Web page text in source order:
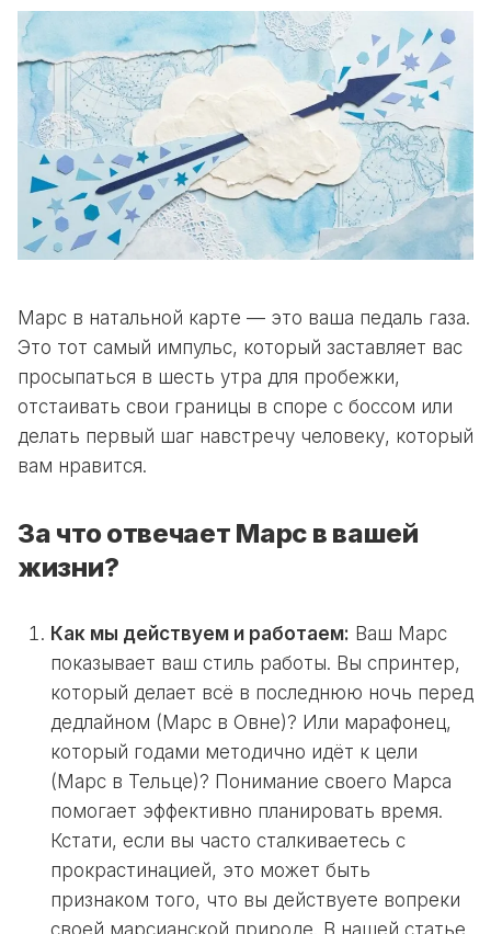
Марс в натальной карте — это ваша педаль газа.
Это тот самый импульс, который заставляет вас
просыпаться в шесть утра для пробежки,
отстаивать свои границы в споре с боссом или
делать первый шаг навстречу человеку, который
вам нравится.
За что отвечает Марс в вашей
жизни?
Как мы действуем и работаем: Ваш Марс
показывает ваш стиль работы. Вы спринтер,
который делает всё в последнюю ночь перед
дедлайном (Марс в Овне)? Или марафонец,
который годами методично идёт к цели
(Марс в Тельце)? Понимание своего Марса
помогает эффективно планировать время.
Кстати, если вы часто сталкиваетесь с
прокрастинацией, это может быть
признаком того, что вы действуете вопреки